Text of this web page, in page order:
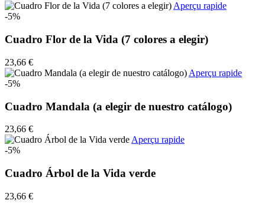
Aperçu rapide
-5%
Cuadro Flor de la Vida (7 colores a elegir)
23,66 €
Aperçu rapide
-5%
Cuadro Mandala (a elegir de nuestro catálogo)
23,66 €
Aperçu rapide
-5%
Cuadro Árbol de la Vida verde
23,66 €